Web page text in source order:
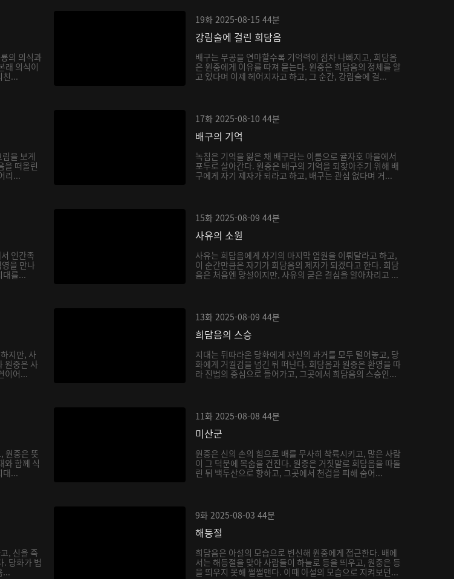
의 의식과
래 의식이
친...
19화 2025-08-15 44분
강림술에 걸린 희담음
배구는 무공을 연마할수록 기억력이 점차 나빠지고, 희담음
은 원중에게 이유를 따져 묻는다. 원중은 희담음의 정체를 알
고 있다며 이제 헤어지자고 하고, 그 순간, 강림술에 걸...
을 보게
을 떠올린
리...
17화 2025-08-10 44분
배구의 기억
녹침은 기억을 잃은 채 배구라는 이름으로 귤자호 마을에서
포두로 살아간다. 원중은 배구의 기억을 되찾아주기 위해 배
구에게 자기 제자가 되라고 하고, 배구는 관심 없다며 거...
인간족
을 만나
대를...
15화 2025-08-09 44분
사유의 소원
사유는 희담음에게 자기의 마지막 염원을 이뤄달라고 하고,
이 순간만큼은 자기가 희담음의 제자가 되겠다고 한다. 희담
음은 처음엔 망설이지만, 사유의 굳은 결심을 알아차리고 ...
지만, 사
원중은 사
이어...
13화 2025-08-09 44분
희담음의 스승
지대는 뒤따라온 당화에게 자신의 과거를 모두 털어놓고, 당
화에게 거궐검을 넘긴 뒤 떠난다. 희담음과 원중은 환영을 따
라 진법의 중심으로 들어가고, 그곳에서 희담음의 스승인...
원중은 뜻
와 함께 식
대...
11화 2025-08-08 44분
미산군
원중은 신의 손의 힘으로 배를 무사히 착륙시키고, 많은 사람
이 그 덕분에 목숨을 건진다. 원중은 거짓말로 희담음을 따돌
린 뒤 백두산으로 향하고, 그곳에서 천겁을 피해 숨어...
, 신을 죽
. 당화가 법
...
9화 2025-08-03 44분
해등절
희담음은 아설의 모습으로 변신해 원중에게 접근한다. 배에
서는 해등절을 맞아 사람들이 하늘로 등을 띄우고, 원중은 등
을 띄우지 못해 쩔쩔맨다. 이때 아설의 모습으로 지켜보던...